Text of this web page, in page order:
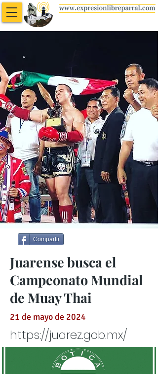
Compartir
Juarense busca el
Campeonato Mundial
de Muay Thai
21 de mayo de 2024
https://juarez.gob.mx/